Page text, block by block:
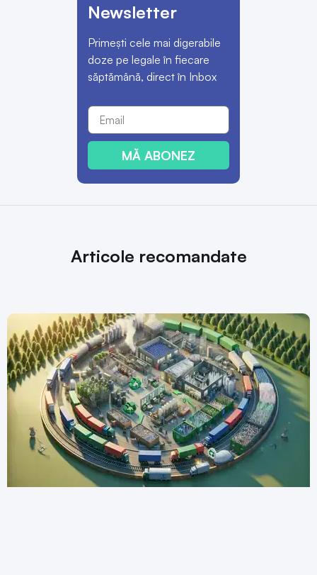
Newsletter
Primești cele mai digerabile
doze pe legale în fiecare
săptămână, direct în Inbox
MĂ ABONEZ
Articole recomandate